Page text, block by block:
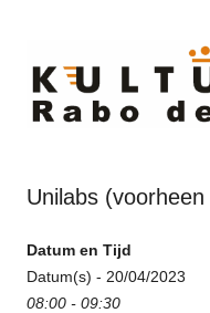
Unilabs
Datum en Tijd
Datum(s) - 20/04/2023
08:00 - 09:30